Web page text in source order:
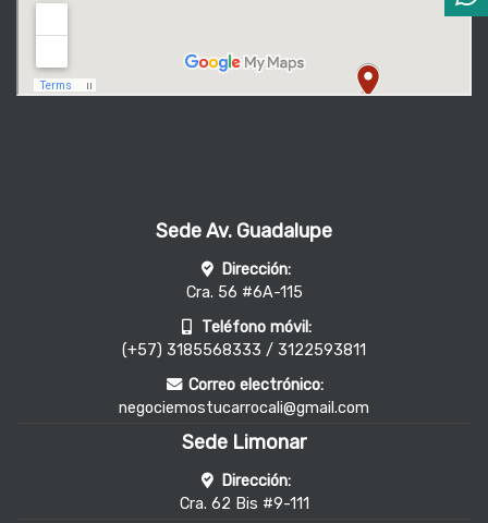
Sede Av. Guadalupe
Dirección:
Cra. 56 #6A-115
Teléfono móvil:
(+57) 3185568333 / 3122593811
Correo electrónico:
negociemostucarrocali@gmail.com
Sede Limonar
Dirección:
Cra. 62 Bis #9-111